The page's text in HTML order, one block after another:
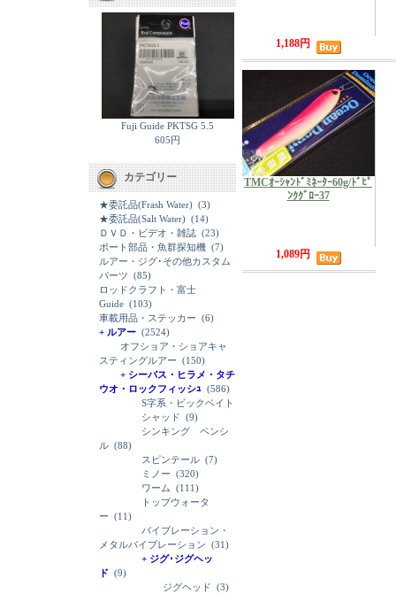
Fuji Guide PKTSG 5.5
605円
カテゴリー
★委託品(Frash Water) (3)
★委託品(Salt Water) (14)
ＤＶＤ・ビデオ・雑誌 (23)
ボート部品・魚群探知機 (7)
ルアー・ジグ･その他カスタム
パーツ (85)
ロッドクラフト・富士
Guide (103)
車載用品・ステッカー (6)
+ ルアー (2524)
オフショア・ショアキャ
スティングルアー (150)
+ シーバス・ヒラメ・タチ
ウオ・ロックフィッシｭ (586)
S字系・ビックベイト
シャッド (9)
シンキング ペンシ
ル (88)
スピンテール (7)
ミノー (320)
ワーム (111)
トップウォータ
ー (11)
バイブレーション・
メタルバイブレーション (31)
+ ジグ･ジグヘッ
ド (9)
ジグヘッド (3)
1,188円
TMCｵｰｼｬﾝﾄﾞﾐﾈｰﾀｰ60g/ﾄﾞﾋﾟ
ﾝｸｸﾞﾛｰ37
1,089円